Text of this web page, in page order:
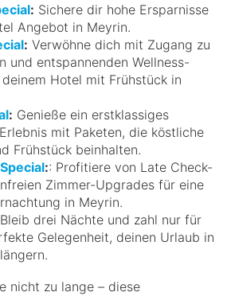
: Sichere dir hohe Ersparnisse
Angebot in Meyrin.
: Verwöhne dich mit Zugang zu
und entspannenden Wellness-
Hotel mit Frühstück in
: Genieße ein erstklassiges
mit Paketen, die köstliche
Frühstück beinhalten.
:: Profitiere von Late Check-
Zimmer-Upgrades für eine
in Meyrin.
Bleib drei Nächte und zahl nur für
Gelegenheit, deinen Urlaub in
nicht zu lange – diese